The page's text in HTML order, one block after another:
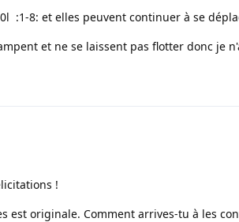
:1-8: et elles peuvent continuer à se
et ne se laissent pas flotter donc je
!
est originale. Comment arrives-tu à les